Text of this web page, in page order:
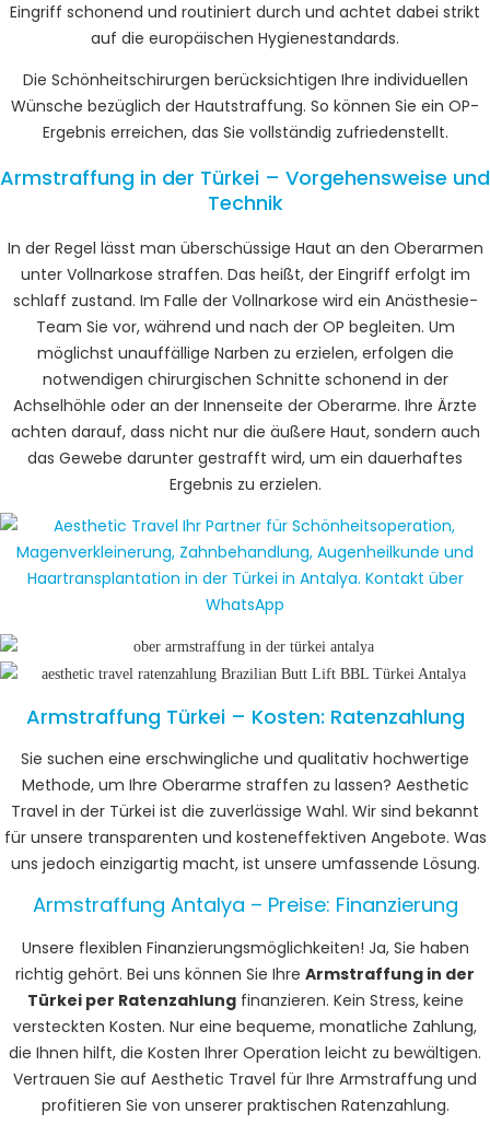
Eingriff schonend und routiniert durch und achtet dabei strikt
auf die europäischen Hygienestandards.
Die Schönheitschirurgen berücksichtigen Ihre individuellen
Wünsche bezüglich der Hautstraffung. So können Sie ein OP-
Ergebnis erreichen, das Sie vollständig zufriedenstellt.
Armstraffung in der Türkei – Vorgehensweise und
Technik
In der Regel lässt man überschüssige Haut an den Oberarmen
unter Vollnarkose straffen. Das heißt, der Eingriff erfolgt im
schlaff zustand. Im Falle der Vollnarkose wird ein Anästhesie-
Team Sie vor, während und nach der OP begleiten. Um
möglichst unauffällige Narben zu erzielen, erfolgen die
notwendigen chirurgischen Schnitte schonend in der
Achselhöhle oder an der Innenseite der Oberarme. Ihre Ärzte
achten darauf, dass nicht nur die äußere Haut, sondern auch
das Gewebe darunter gestrafft wird, um ein dauerhaftes
Ergebnis zu erzielen.
Armstraffung Türkei – Kosten: Ratenzahlung
Sie suchen eine erschwingliche und qualitativ hochwertige
Methode, um Ihre Oberarme straffen zu lassen? Aesthetic
Travel in der Türkei ist die zuverlässige Wahl. Wir sind bekannt
für unsere transparenten und kosteneffektiven Angebote. Was
uns jedoch einzigartig macht, ist unsere umfassende Lösung.
Armstraffung Antalya – Preise: Finanzierung
Unsere flexiblen Finanzierungsmöglichkeiten! Ja, Sie haben
richtig gehört. Bei uns können Sie Ihre Armstraffung in der
Türkei per Ratenzahlungfinanzieren. Kein Stress, keine
versteckten Kosten. Nur eine bequeme, monatliche Zahlung,
die Ihnen hilft, die Kosten Ihrer Operation leicht zu bewältigen.
Vertrauen Sie auf Aesthetic Travel für Ihre Armstraffung und
profitieren Sie von unserer praktischen Ratenzahlung.